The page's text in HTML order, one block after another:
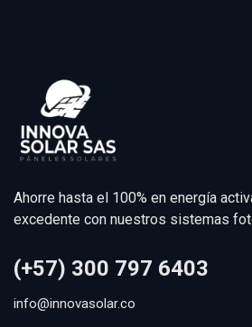
Ahorre hasta el 100% en energía
excedente con nuestros sistemas
(+57) 300 797 6403
info@innovasolar.co